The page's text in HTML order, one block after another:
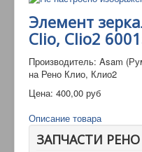
Элемент
Clio, Clio2
Производитель: Asam
на Рено Клио, Клио2
Цена: 400,00 руб
Описание товара
ЗАПЧАСТИ РЕНО